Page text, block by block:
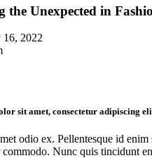
the Unexpected in
16, 2022
sit amet, consectetur adipiscing
odio ex. Pellentesque id
Nunc quis tincidunt